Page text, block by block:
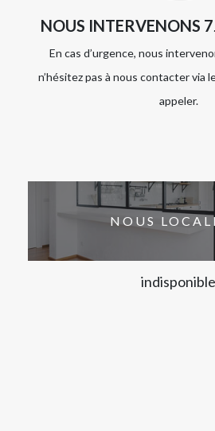
NOUS INTERVENONS
En cas d’urgence, nous
n’hésitez pas à nous contacter via
appeler.
NOUS
indisponible